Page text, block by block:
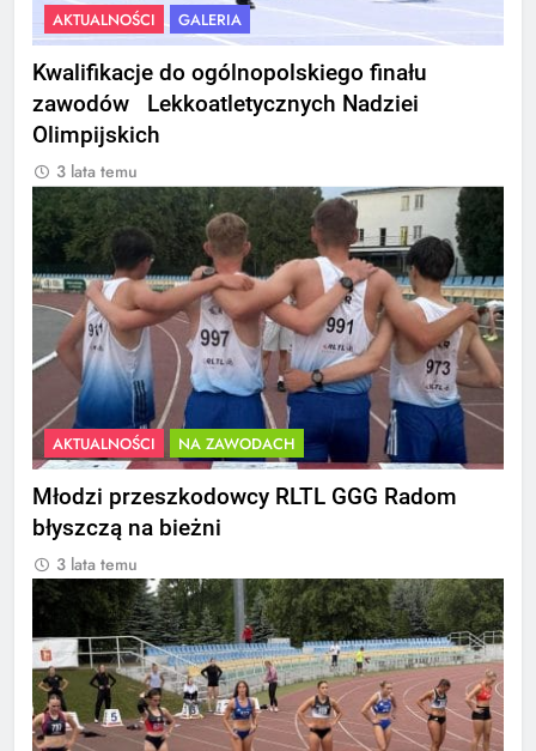
AKTUALNOŚCI GALERIA
Kwalifikacje do ogólnopolskiego finału
zawodów Lekkoatletycznych Nadziei
Olimpijskich
3 lata temu
AKTUALNOŚCI NA ZAWODACH
Młodzi przeszkodowcy RLTL GGG Radom
błyszczą na bieżni
3 lata temu